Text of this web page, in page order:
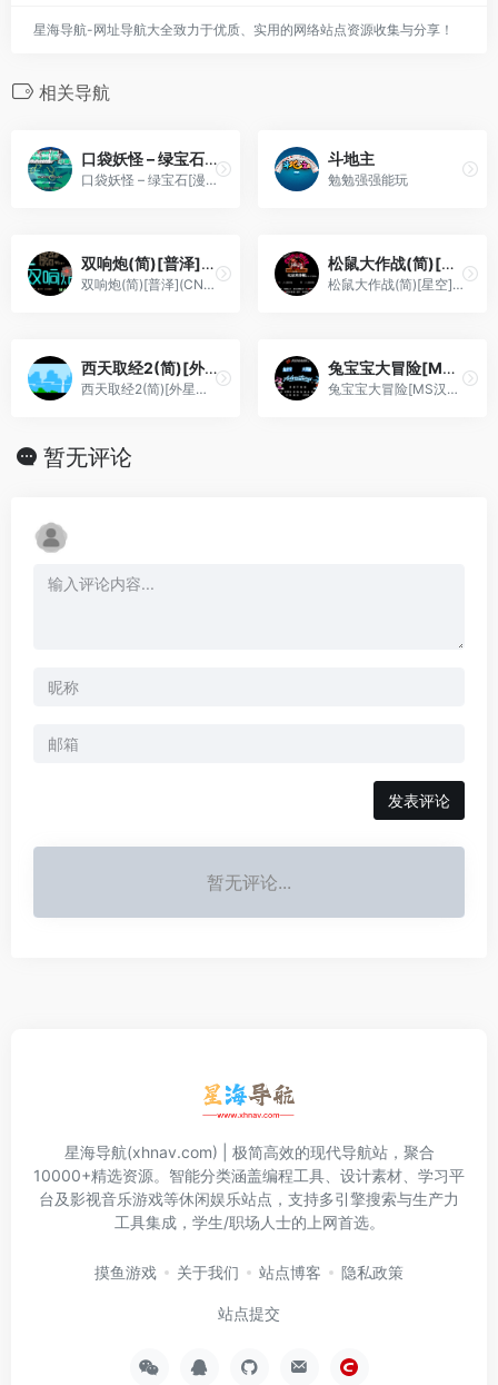
星海导航-网址导航大全致力于优质、实用的网络站点资源收集与分享！
相关导航
口袋妖怪 – 绿宝石[漫游&TGB+情人](v20110502)(繁)(US)(128Mb)
口袋妖怪 – 绿宝石[漫游&TGB+情人](v20110502)(繁)(US)(128Mb)
斗地主
勉勉强强能玩
双响炮(简)[普泽](CN)[TAB](0.5Mb)
双响炮(简)[普泽](CN)[TAB](0.5Mb)
松鼠大作战(简)[星空](JP)[ACT](6Mb)
松鼠大作战(简)[星空](JP)[ACT](6Mb)
西天取经2(简)[外星科技](CN)[ACT](4Mb)
西天取经2(简)[外星科技](CN)[ACT](4Mb)
兔宝宝大冒险[MS汉化+腓特烈修正第三关循环问题](JP)[ACT](2Mb)
兔宝宝大冒险[MS汉化+腓特烈修正第三关循环问题](JP)[ACT](2Mb)
暂无评论
发表评论
暂无评论...
星海导航(xhnav.com) | 极简高效的现代导航站，聚合
10000+精选资源。智能分类涵盖编程工具、设计素材、学习平
台及影视音乐游戏等休闲娱乐站点，支持多引擎搜索与生产力
工具集成，学生/职场人士的上网首选。
摸鱼游戏 关于我们 站点博客 隐私政策
站点提交